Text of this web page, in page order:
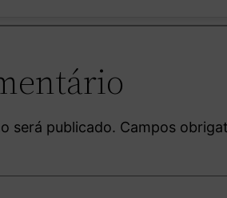
será publicado. Campos